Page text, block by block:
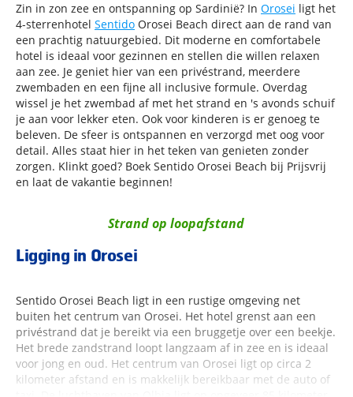
Zin in zon zee en ontspanning op Sardinië? In Orosei ligt het
4-sterrenhotel Sentido Orosei Beach direct aan de rand van
een prachtig natuurgebied. Dit moderne en comfortabele
hotel is ideaal voor gezinnen en stellen die willen relaxen
aan zee. Je geniet hier van een privéstrand, meerdere
zwembaden en een fijne all inclusive formule. Overdag
wissel je het zwembad af met het strand en 's avonds schuif
je aan voor lekker eten. Ook voor kinderen is er genoeg te
beleven. De sfeer is ontspannen en verzorgd met oog voor
detail. Alles staat hier in het teken van genieten zonder
zorgen. Klinkt goed? Boek Sentido Orosei Beach bij Prijsvrij
en laat de vakantie beginnen!
Strand op loopafstand
Ligging in Orosei
Sentido Orosei Beach ligt in een rustige omgeving net
buiten het centrum van Orosei. Het hotel grenst aan een
privéstrand dat je bereikt via een bruggetje over een beekje.
Het brede zandstrand loopt langzaam af in zee en is ideaal
voor jong en oud. Het centrum van Orosei ligt op circa 2
kilometer afstand en is makkelijk bereikbaar met de auto of